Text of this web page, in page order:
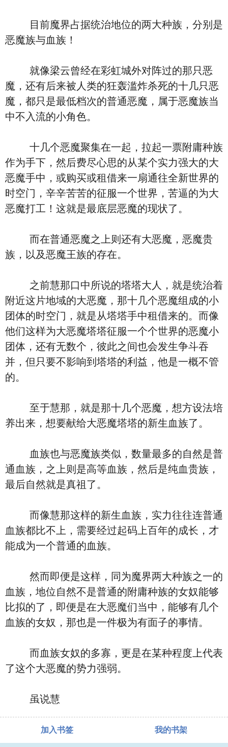
目前魔界占据统治地位的两大种族，分别是
恶魔族与血族！
就像梁云曾经在彩虹城外对阵过的那只恶
魔，还有后来被人类的狂轰滥炸杀死的十几只恶
魔，都只是最低档次的普通恶魔，属于恶魔族当
中不入流的小角色。
十几个恶魔聚集在一起，拉起一票附庸种族
作为手下，然后费尽心思的从某个实力强大的大
恶魔手中，或购买或租借来一扇通往全新世界的
时空门，辛辛苦苦的征服一个世界，苦逼的为大
恶魔打工！这就是最底层恶魔的现状了。
而在普通恶魔之上则还有大恶魔，恶魔贵
族，以及恶魔王族的存在。
之前慧那口中所说的塔塔大人，就是统治着
附近这片地域的大恶魔，那十几个恶魔组成的小
团体的时空门，就是从塔塔手中租借来的。而像
他们这样为大恶魔塔塔征服一个个世界的恶魔小
团体，还有无数个，彼此之间也会发生争斗吞
并，但只要不影响到塔塔的利益，他是一概不管
的。
至于慧那，就是那十几个恶魔，想方设法培
养出来，想要献给大恶魔塔塔的新生血族了。
血族也与恶魔族类似，数量最多的自然是普
通血族，之上则是高等血族，然后是纯血贵族，
最后自然就是真祖了。
而像慧那这样的新生血族，实力往往连普通
血族都比不上，需要经过起码上百年的成长，才
能成为一个普通的血族。
然而即便是这样，同为魔界两大种族之一的
血族，地位自然不是普通的附庸种族的女奴能够
比拟的了，即便是在大恶魔们当中，能够有几个
血族的女奴，那也是一件极为有面子的事情。
而血族女奴的多寡，更是在某种程度上代表
了这个大恶魔的势力强弱。
虽说慧
加入书签 我的书架